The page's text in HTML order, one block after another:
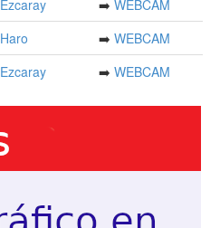
Ezcaray ➡️ WEBCAM
Haro ➡️ WEBCAM
Ezcaray ➡️ WEBCAM